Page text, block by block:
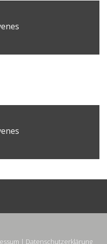
| Datenschutzerklärung